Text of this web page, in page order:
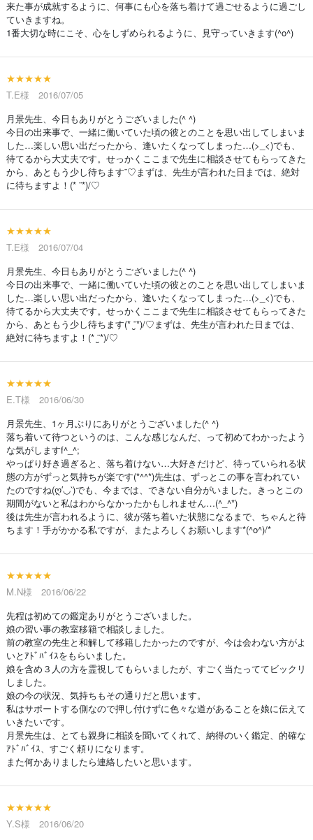
来た事が成就するように、何事にも心を落ち着けて過ごせるように過ごし
ていきますね。
1番大切な時にこそ、心をしずめられるように、見守っていきます(^o^)
★★★★★
T.E様 2016/07/05
月景先生、今日もありがとうございました(^ ^)
今日の出来事で、一緒に働いていた頃の彼とのことを思い出してしまいま
した…楽しい思い出だったから、逢いたくなってしまった…(>_<)でも、
待てるから大丈夫です。せっかくここまで先生に相談させてもらってきた
から、あともう少し待ちます¨♡まずは、先生が言われた日までは、絶対
に待ちますよ！(* ¨*)/♡
★★★★★
T.E様 2016/07/04
月景先生、今日もありがとうございました(^ ^)
今日の出来事で、一緒に働いていた頃の彼とのことを思い出してしまいま
した…楽しい思い出だったから、逢いたくなってしまった…(>_<)でも、
待てるから大丈夫です。せっかくここまで先生に相談させてもらってきた
から、あともう少し待ちます(* ¨̮*)/♡まずは、先生が言われた日までは、
絶対に待ちますよ！(* ¨̮*)/♡
★★★★★
E.T様 2016/06/30
月景先生、1ヶ月ぶりにありがとうございました(^ ^)
落ち着いて待つというのは、こんな感じなんだ、って初めてわかったよう
な気がしますf^_^;
やっぱり好き過ぎると、落ち着けない…大好きだけど、待っていられる状
態の方がずっと気持ちが楽です(*^^*)先生は、ずっとこの事を言われてい
たのですね(ღ′◡‵)でも、今までは、できない自分がいました。きっとこの
期間がないと私はわからなかったかもしれません…(^_^*)
後は先生が言われるように、彼が落ち着いた状態になるまで、ちゃんと待
ちます！手がかかる私ですが、またよろしくお願いします*(^o^)/*
★★★★★
M.N様 2016/06/22
先程は初めての鑑定ありがとうございました。
娘の習い事の教室移籍で相談しました。
前の教室の先生と和解して移籍したかったのですが、今は会わない方がよ
いとｱﾄﾞﾊﾞｲｽをもらいました。
娘を含め３人の方を霊視してもらいましたが、すごく当たっててビックリ
しました。
娘の今の状況、気持ちもその通りだと思います。
私はサポートする側なので押し付けずに色々な道があることを娘に伝えて
いきたいです。
月景先生は、とても親身に相談を聞いてくれて、納得のいく鑑定、的確な
ｱﾄﾞﾊﾞｲｽ、すごく頼りになります。
また何かありましたら連絡したいと思います。
★★★★★
Y.S様 2016/06/20